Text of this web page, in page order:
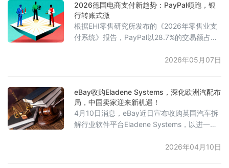
优先事项。尽管存在美伊临时停火消息，但局
势影响有限，霍尔木兹海峡航行安全尚未充分
保障，仍建议避免通过该海峡。未来是否恢复
订舱将根据实时风险评估决定。此次暂
2026德国电商支付新趋势：PayPal领跑，银
行转账式微
根据EHI零售研究所发布的《2026年零售业支
付系统》报告，PayPal以28.7%的交易额占比
票购买”模式，占比26.1%。曾经流行的银行直
的支付方式，上升1.4个百分点，达到13.7%。
Apple Pay以1.3%的占比首次独立列入排名，
而亚马逊支付与礼品
2026年05月07日
eBay收购Eladene Systems，深化欧洲汽配布
局，中国卖家迎来新机遇！
4月10日消息，eBay近日宣布收购英国汽车拆
解行业软件平台Eladene Systems，以进一步
Eladene Systems主要为拆车企业提供基于云
2026年04月10日